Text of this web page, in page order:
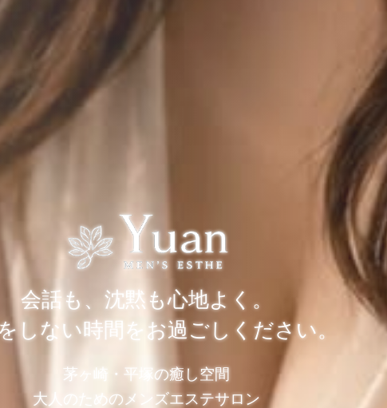
会話も、沈黙も心地よく。
しない時間をお過ごしください。
茅ヶ崎・平塚の癒し空間
大人のためのメンズエステサロン